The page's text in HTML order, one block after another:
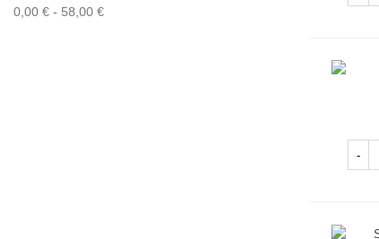
0,00 € - 58,00 €
-